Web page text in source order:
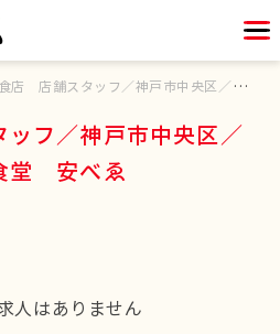
店 店舗スタッフ／神戸市中央区／大衆食堂 安べゑ
フ／神戸市中央区／
堂 安べゑ
人はありません